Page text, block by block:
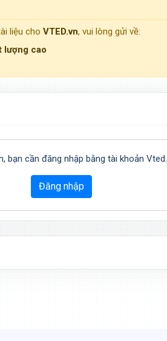
liệu cho VTED.vn, vui lòng gửi về:
lượng cao
bạn cần đăng nhập bằng tài khoản Vted.
Đăng nhập